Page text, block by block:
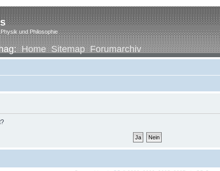
und Philosophie
Home Sitemap Forumarchiv